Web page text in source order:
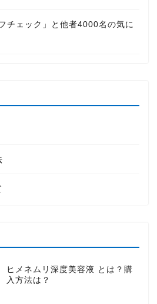
チェック」と他者4000名の気に
ヒメネムリ深度美容液 とは？購
入方法は？